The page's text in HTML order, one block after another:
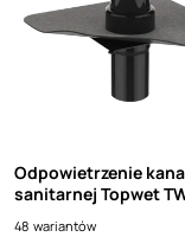
Odpowietrzenie
sanitarnej Topwet
Flashing czarna rura
48 wariantów